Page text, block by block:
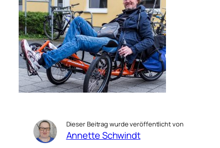
Dieser Beitrag wurde veröffentlicht von
Annette Schwindt